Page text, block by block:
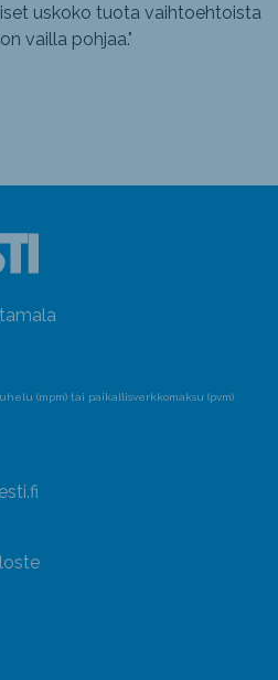
uskoko tuota vaihtoehtoista
vailla pohjaa."
(mpm) tai paikallisverkkomaksu (pvm)